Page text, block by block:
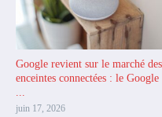
Google revient sur le marché des
enceintes connectées : le Google
juin 17, 2026